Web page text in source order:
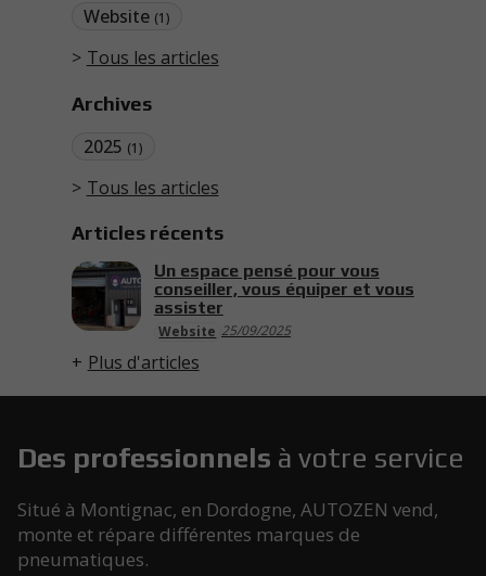
Website (1)
Tous les articles
Archives
2025 (1)
Tous les articles
Articles récents
Website 25/09/2025
Un espace pensé pour vous
conseiller, vous équiper et vous
assister
Plus d'articles
Des professionnels à votre service
Situé à Montignac, en Dordogne, AUTOZEN vend,
monte et répare différentes marques de
pneumatiques.